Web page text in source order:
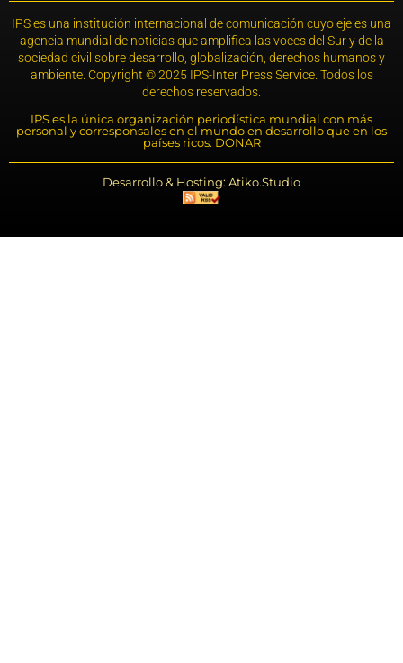
IPS es una institución internacional de comunicación cuyo eje es una
agencia mundial de noticias que amplifica las voces del Sur y de la
sociedad civil sobre desarrollo, globalización, derechos humanos y
ambiente. Copyright © 2025 IPS-Inter Press Service. Todos los
derechos reservados.
IPS es la única organización periodística mundial con más
personal y corresponsales en el mundo en desarrollo que en los
países ricos. DONAR
Desarrollo & Hosting: Atiko.Studio